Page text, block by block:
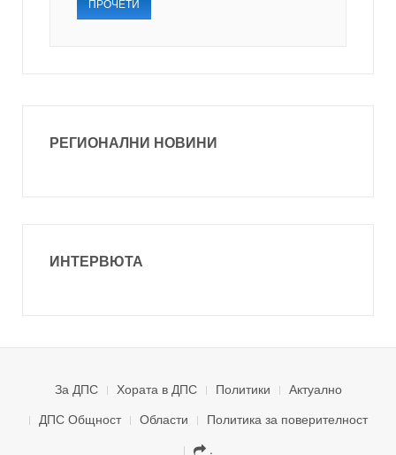
РЕГИОНАЛНИ НОВИНИ
ИНТЕРВЮТА
За ДПС Хората в ДПС Политики
Актуално
ДПС Общност
Области
Политика за поверителност
.